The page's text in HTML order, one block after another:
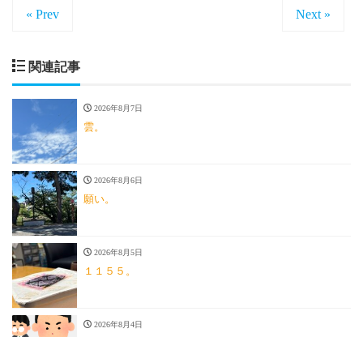
« Prev Next »
関連記事
2026年8月7日
雲。
2026年8月6日
願い。
2026年8月5日
１１５５。
2026年8月4日